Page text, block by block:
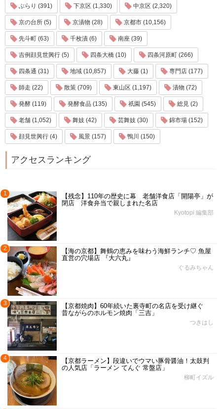
ぶらり (391) 下京区 (1,330) 中京区 (2,320)
京の台所 (5) 京漬物 (28) 京都市 (10,156)
先斗町 (63) 千枚漬 (6) 南座 (39)
吉例顔見世興行 (5) 四条大橋 (10) 四条河原町 (266)
四条通 (31) 地域 (10,857) 大藤 (1) 専門店 (177)
師走 (22) 散策 (709) 東山区 (1,197) 漬物 (72)
発酵 (119) 発酵食品 (135) 祇園 (545) 総見 (2)
老舗 (1,052) 舞妓 (42) 芸舞妓 (30) 錦市場 (152)
顔見世興行 (4) 風景 (157) 鴨川 (150)
アクセスランキング
1
【残念】110年の歴史に幕 老舗洋食店「開陽亭」が
閉店 洋食弁当で親しまれた名店
Kyotopi 編集部
2
【海の京都】舞鶴の恵みを味わう海鮮ランチ♡ 魚屋
直営の穴場店 『大六丸』
ぐるみちゃん
3
【京都焼肉】60年続いた裏寺町の名店を受け継ぐ
昔ながらのホルモン焼肉「三吉」
つきはし
4
【京都ラーメン】段違いでウマい豚骨醤油！太鼓判
の人気店「ラーメン てんぐ 常盤店」
柳町イズル